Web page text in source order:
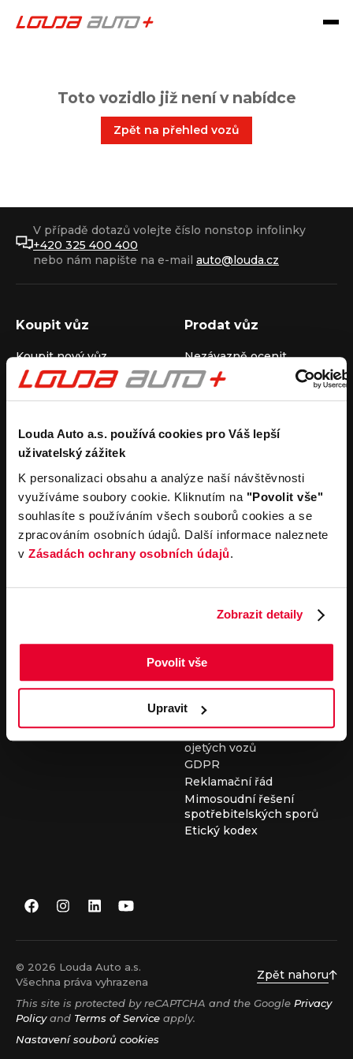
Louda Auto a.s. používá cookies pro Váš lepší
uživatelský zážitek
K personalizaci obsahu a analýze naší návštěvnosti
využíváme soubory cookie. Kliknutím na "Povolit vše"
souhlasíte s používáním všech souborů cookies a se
zpracováním osobních údajů. Další informace naleznete
v Zásadách ochrany osobních údajů.
Zobrazit detaily
Povolit vše
Upravit
Toto vozidlo již není v nabídce
Zpět na přehled vozů
V případě dotazů volejte číslo nonstop infolinky
+420 325 400 400
nebo nám napište na e-mail auto@louda.cz
Koupit vůz
Koupit nový vůz
Koupit ojetý vůz
Koupit užitkový vůz
Prodat vůz
Nezávazně ocenit
Průběh výkupu vozu
Pronájem
Carsharing
Autopůjčovna
Operativní leasing
Společnost
Louda Auto+ Poděbrady
Obytné vozy
Novinky
Kariéra
Servisní služby
Servis
Důležité odkazy
Cookies
Všeobecné obchodní
podmínky pro online
vozidel
Všeobecné obchodní
podmínky pro provádění
servisních prací
Všeobecné obchodní
podmínky při nákupu
ojetých vozů
GDPR
Reklamační řád
Mimosoudní řešení
spotřebitelských sporů
Etický kodex
© 2026 Louda Auto a.s.
Všechna práva vyhrazena
Zpět nahoru
This site is protected by reCAPTCHA and the Google Privacy
Policyand Terms of Service apply.
Nastavení souborů cookies